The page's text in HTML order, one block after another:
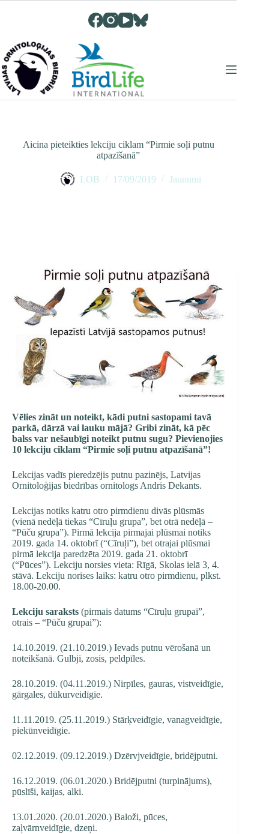
Aicina pieteikties lekciju ciklam “Pirmie soļi putnu
atpazīšanā”
LOB 17/09/2019 Jaunumi
Vēlies zināt un noteikt, kādi putni sastopami tavā
parkā, dārzā vai lauku mājā? Gribi zināt, kā pēc
balss var nešaubīgi noteikt putnu sugu? Pievienojies
10 lekciju ciklam “Pirmie soļi putnu atpazīšanā”!
Lekcijas vadīs pieredzējis putnu pazinējs, Latvijas
Ornitoloģijas biedrības ornitologs Andris Dekants.
Lekcijas notiks katru otro pirmdienu divās plūsmās
(vienā nedēļā tiekas “Cīruļu grupa”, bet otrā nedēļā –
“Pūču grupa”). Pirmā lekcija pirmajai plūsmai notiks
2019. gada 14. oktobrī (“Cīruļi”), bet otrajai plūsmai
pirmā lekcija paredzēta 2019. gada 21. oktobrī
(“Pūces”). Lekciju norsies vieta: Rīgā, Skolas ielā 3, 4.
stāvā. Lekciju norises laiks: katru otro pirmdienu, plkst.
18.00-20.00.
Lekciju saraksts (pirmais datums “Cīruļu grupai”,
otrais – “Pūču grupai”):
14.10.2019. (21.10.2019.) Ievads putnu vērošanā un
noteikšanā. Gulbji, zosis, peldpīles.
28.10.2019. (04.11.2019.) Nirpīles, gauras, vistveidīgie,
gārgales, dūkurveidīgie.
11.11.2019. (25.11.2019.) Stārķveidīgie, vanagveidīgie,
piekūnveidīgie.
02.12.2019. (09.12.2019.) Dzērvjveidīgie, bridējputni.
16.12.2019. (06.01.2020.) Bridējputni (turpinājums),
pūslīši, kaijas, alki.
13.01.2020. (20.01.2020.) Baloži, pūces,
zaļvārnveidīgie, dzeņi.